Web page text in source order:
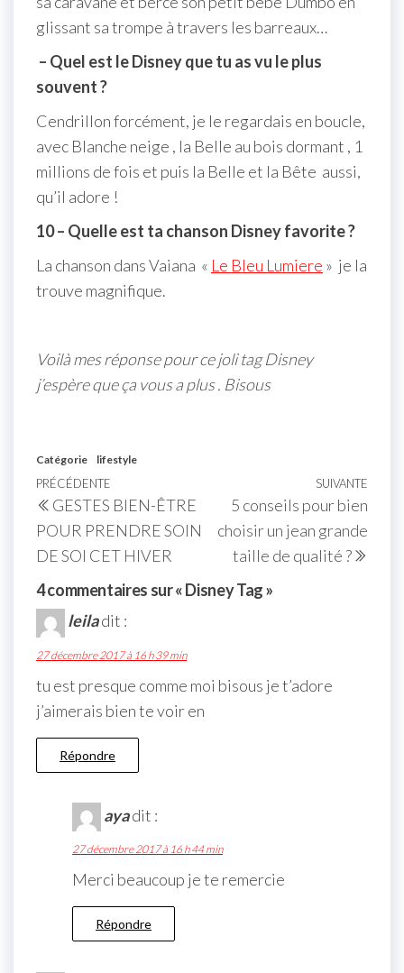
glissant sa trompe à travers les barreaux…
– Quel est le Disney que tu as vu le plus
souvent ?
Cendrillon forcément, je le regardais en boucle,
avec Blanche neige , la Belle au bois dormant , 1
millions de fois et puis la Belle et la Bête aussi,
qu’il adore !
10 – Quelle est ta chanson Disney favorite ?
La chanson dans Vaiana « Le Bleu Lumiere » je la
trouve magnifique.
Voilà mes réponse pour ce joli tag Disney
j’espère que ça vous a plus . Bisous
Catégorie lifestyle
PRÉCÉDENTE
GESTES BIEN-ÊTRE
POUR PRENDRE SOIN
DE SOI CET HIVER
SUIVANTE
5 conseils pour bien
choisir un jean grande
taille de qualité ?
4 commentaires sur « Disney Tag »
leiladit :
27 décembre 2017 à 16 h 39 min
tu est presque comme moi bisous je t’adore
j’aimerais bien te voir en
Répondre
ayadit :
27 décembre 2017 à 16 h 44 min
Merci beaucoup je te remercie
Répondre